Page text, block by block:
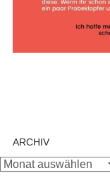
ARCHIV
Archiv